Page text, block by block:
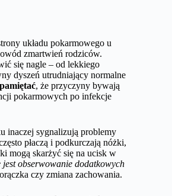
układu pokarmowego u
zmartwień rodziców.
się nagle – od lekkiego
dyszeń utrudniający normalne
, że przyczyny bywają
pokarmowych po infekcje
inaczej sygnalizują problemy
płaczą i podkurczają nóżki,
mogą skarżyć się na ucisk w
jest obserwowanie dodatkowych
czy zmiana zachowania.